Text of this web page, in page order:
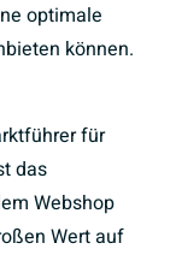
optimale
können.
für
das
Webshop
Wert auf